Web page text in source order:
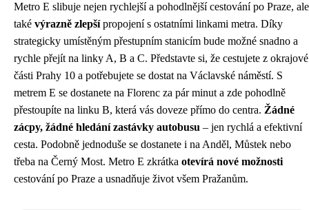
Metro E slibuje nejen rychlejší a pohodlnější cestování po Praze, ale
také výrazně zlepšípropojení s ostatními linkami metra. Díky
strategicky umístěným přestupním stanicím bude možné snadno a
rychle přejít na linky A, B a C. Představte si, že cestujete z okrajové
části Prahy 10 a potřebujete se dostat na Václavské náměstí. S
metrem E se dostanete na Florenc za pár minut a zde pohodlně
přestoupíte na linku B, která vás doveze přímo do centra. Žádné
zácpy, žádné hledání zastávky autobusu – jen rychlá a efektivní
cesta. Podobně jednoduše se dostanete i na Anděl, Můstek nebo
třeba na Černý Most. Metro E zkrátka otevírá nové možnosti
cestování po Praze a usnadňuje život všem Pražanům.